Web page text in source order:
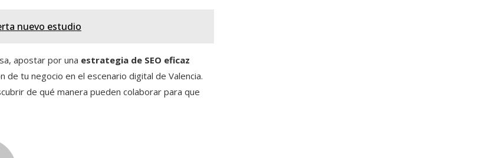
nuevo estudio
apostar por una estrategia de SEO eficaz
de tu negocio en el escenario digital de Valencia.
de qué manera pueden colaborar para que